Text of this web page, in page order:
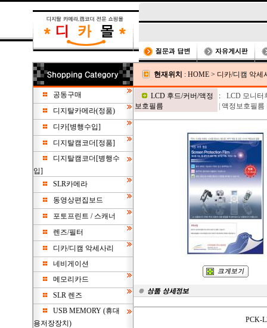
공동구매
디지탈카메라(정품)
디카[병행수입]
디지탈캠코더[정품]
디지탈캠코더[병행수
입]
SLR카메라
동영상편집보드
포토프린트 / 스캐너
렌즈/필터
디카/디캠 악세사리
네비게이션
메모리카드
SLR 렌즈
USB MEMORY (휴대
용저장장치)
현재위치 : HOME > 디카/디캠 악세
LCD 후드/커버/액정
보호필름
:
LCD 모니터
액정보호필름
PCK-